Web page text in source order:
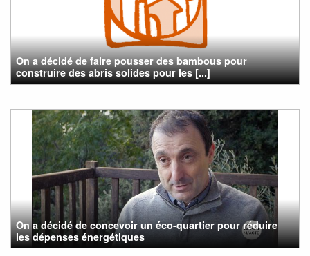
On a décidé de faire pousser des bambous pour
construire des abris solides pour les [...]
On a décidé de concevoir un éco-quartier pour réduire
les dépenses énergétiques